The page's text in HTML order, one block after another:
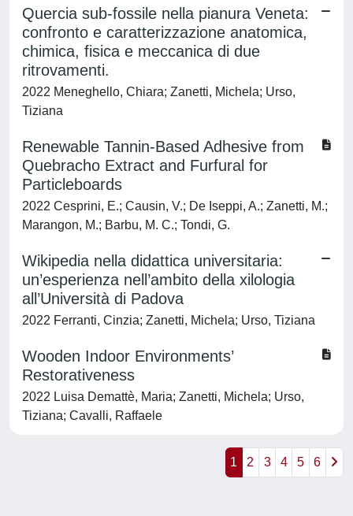
Quercia sub-fossile nella pianura Veneta:
confronto e caratterizzazione anatomica,
chimica, fisica e meccanica di due
ritrovamenti.
2022 Meneghello, Chiara; Zanetti, Michela; Urso,
Tiziana
Renewable Tannin-Based Adhesive from
Quebracho Extract and Furfural for
Particleboards
2022 Cesprini, E.; Causin, V.; De Iseppi, A.; Zanetti, M.;
Marangon, M.; Barbu, M. C.; Tondi, G.
Wikipedia nella didattica universitaria:
un’esperienza nell’ambito della xilologia
all’Università di Padova
2022 Ferranti, Cinzia; Zanetti, Michela; Urso, Tiziana
Wooden Indoor Environments’
Restorativeness
2022 Luisa Demattè, Maria; Zanetti, Michela; Urso,
Tiziana; Cavalli, Raffaele
1 2 3 4 5 6